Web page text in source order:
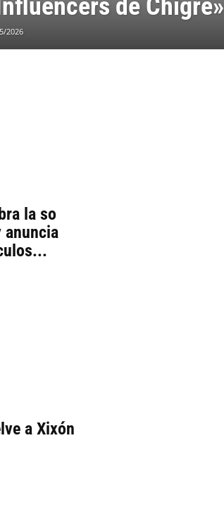
de Chigre»
2026
la so
anuncia
a Xixón